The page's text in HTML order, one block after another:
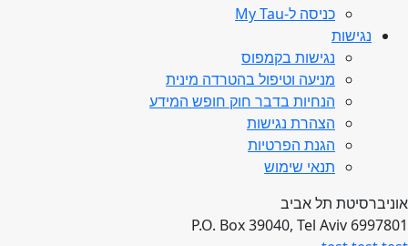
כניסה ל-My Tau
נגישות
נגישות בקמפוס
מניעה וטיפול בהטרדה מינית
הנחיות בדבר חוק חופש המידע
הצהרת נגישות
הגנת הפרטיות
תנאי שימוש
אוניברסיטת תל אביב
P.O. Box 39040, Tel Aviv 6997801